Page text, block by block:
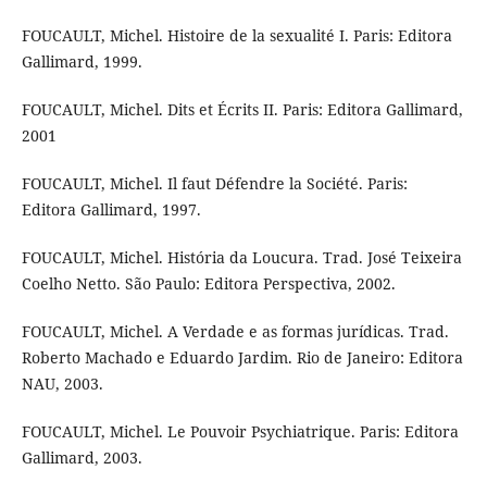
FOUCAULT, Michel. Histoire de la sexualité I. Paris: Editora
Gallimard, 1999.
FOUCAULT, Michel. Dits et Écrits II. Paris: Editora Gallimard,
2001
FOUCAULT, Michel. Il faut Défendre la Société. Paris:
Editora Gallimard, 1997.
FOUCAULT, Michel. História da Loucura. Trad. José Teixeira
Coelho Netto. São Paulo: Editora Perspectiva, 2002.
FOUCAULT, Michel. A Verdade e as formas jurídicas. Trad.
Roberto Machado e Eduardo Jardim. Rio de Janeiro: Editora
NAU, 2003.
FOUCAULT, Michel. Le Pouvoir Psychiatrique. Paris: Editora
Gallimard, 2003.